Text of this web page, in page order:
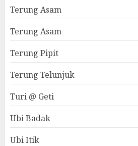
Terung Asam
Terung Asam
Terung Pipit
Terung Telunjuk
Turi @ Geti
Ubi Badak
Ubi Itik